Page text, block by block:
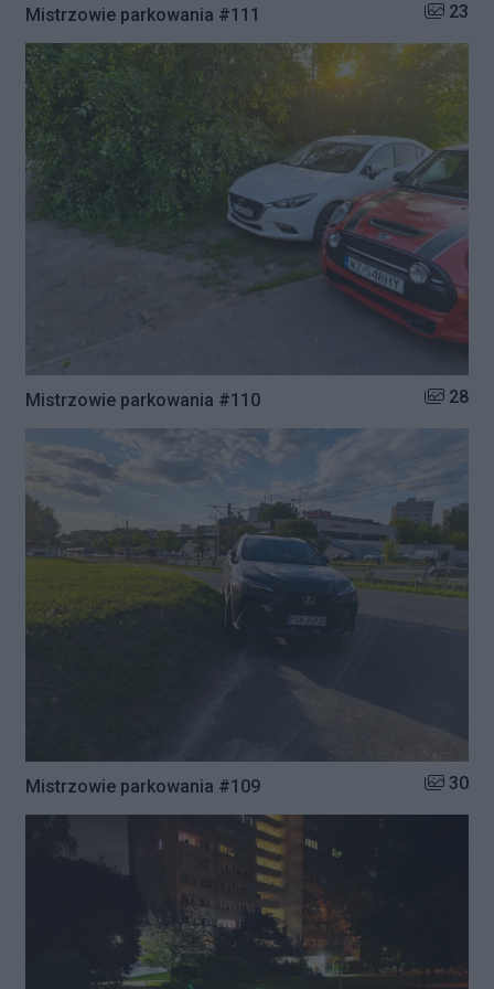
Mistrzowie parkowania #111 Liczba
23
Mistrzowie parkowania #110 Liczba
28
Mistrzowie parkowania #109 Liczba
30